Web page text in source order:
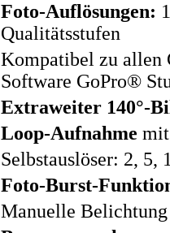
Foto-Auflösungen:
Qualitätsstufen
Kompatibel zu allen
Software GoPro®
Extraweiter 140°-
Loop-Aufnahme
Selbstauslöser: 2, 5,
Foto-Burst-
Manuelle